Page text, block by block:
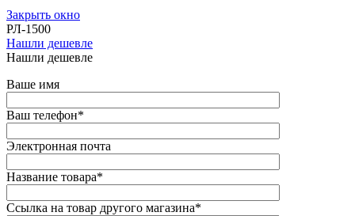
Закрыть окно
РЛ-1500
Нашли дешевле
Нашли дешевле
Ваше имя
Ваш телефон*
Электронная почта
Название товара*
Ссылка на товар другого магазина*